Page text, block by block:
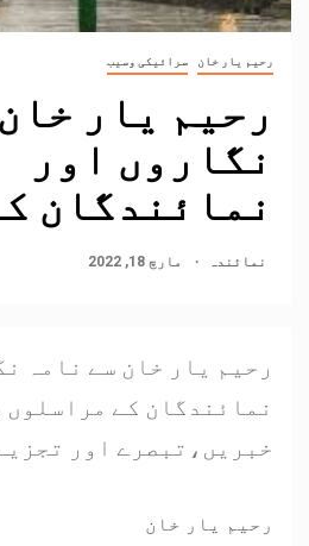
رحیم یار خان سرائیکی وسیب
رحیم یار
نگاروں اور
نمائندگان
نمائندہ مارچ 18, 2022
رحیم یار خان سے نامہ
نمائندگان کے مراسلوں
خبریں،تبصرے اور
رحیم یار خان